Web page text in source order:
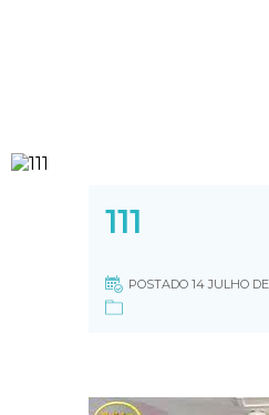
111
POSTADO 14 JULHO